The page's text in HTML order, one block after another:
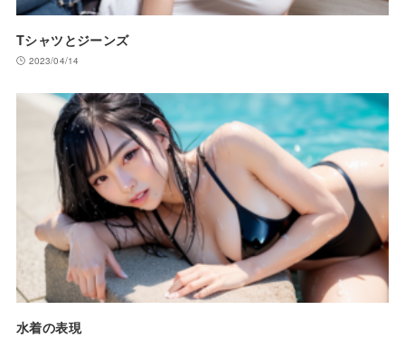
Tシャツとジーンズ
2023/04/14
水着の表現